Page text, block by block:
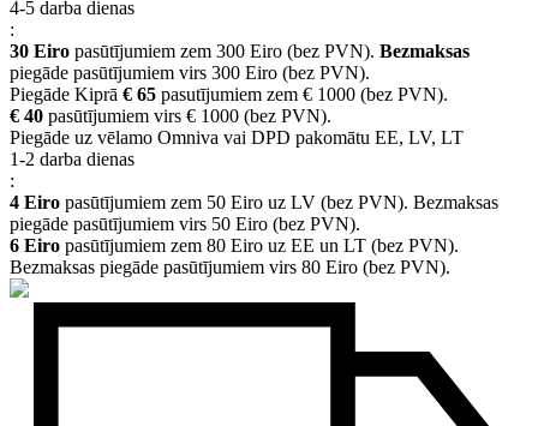
4-5 darba dienas
:
30 Eiro pasūtījumiem zem 300 Eiro (bez PVN). Bezmaksas
piegāde pasūtījumiem virs 300 Eiro (bez PVN).
Piegāde Kiprā € 65 pasutījumiem zem € 1000 (bez PVN).
€ 40 pasūtījumiem virs € 1000 (bez PVN).
Piegāde uz vēlamo Omniva vai DPD pakomātu EE, LV, LT
1-2 darba dienas
:
4 Eiro pasūtījumiem zem 50 Eiro uz LV (bez PVN). Bezmaksas
piegāde pasūtījumiem virs 50 Eiro (bez PVN).
6 Eiro pasūtījumiem zem 80 Eiro uz EE un LT (bez PVN).
Bezmaksas piegāde pasūtījumiem virs 80 Eiro (bez PVN).